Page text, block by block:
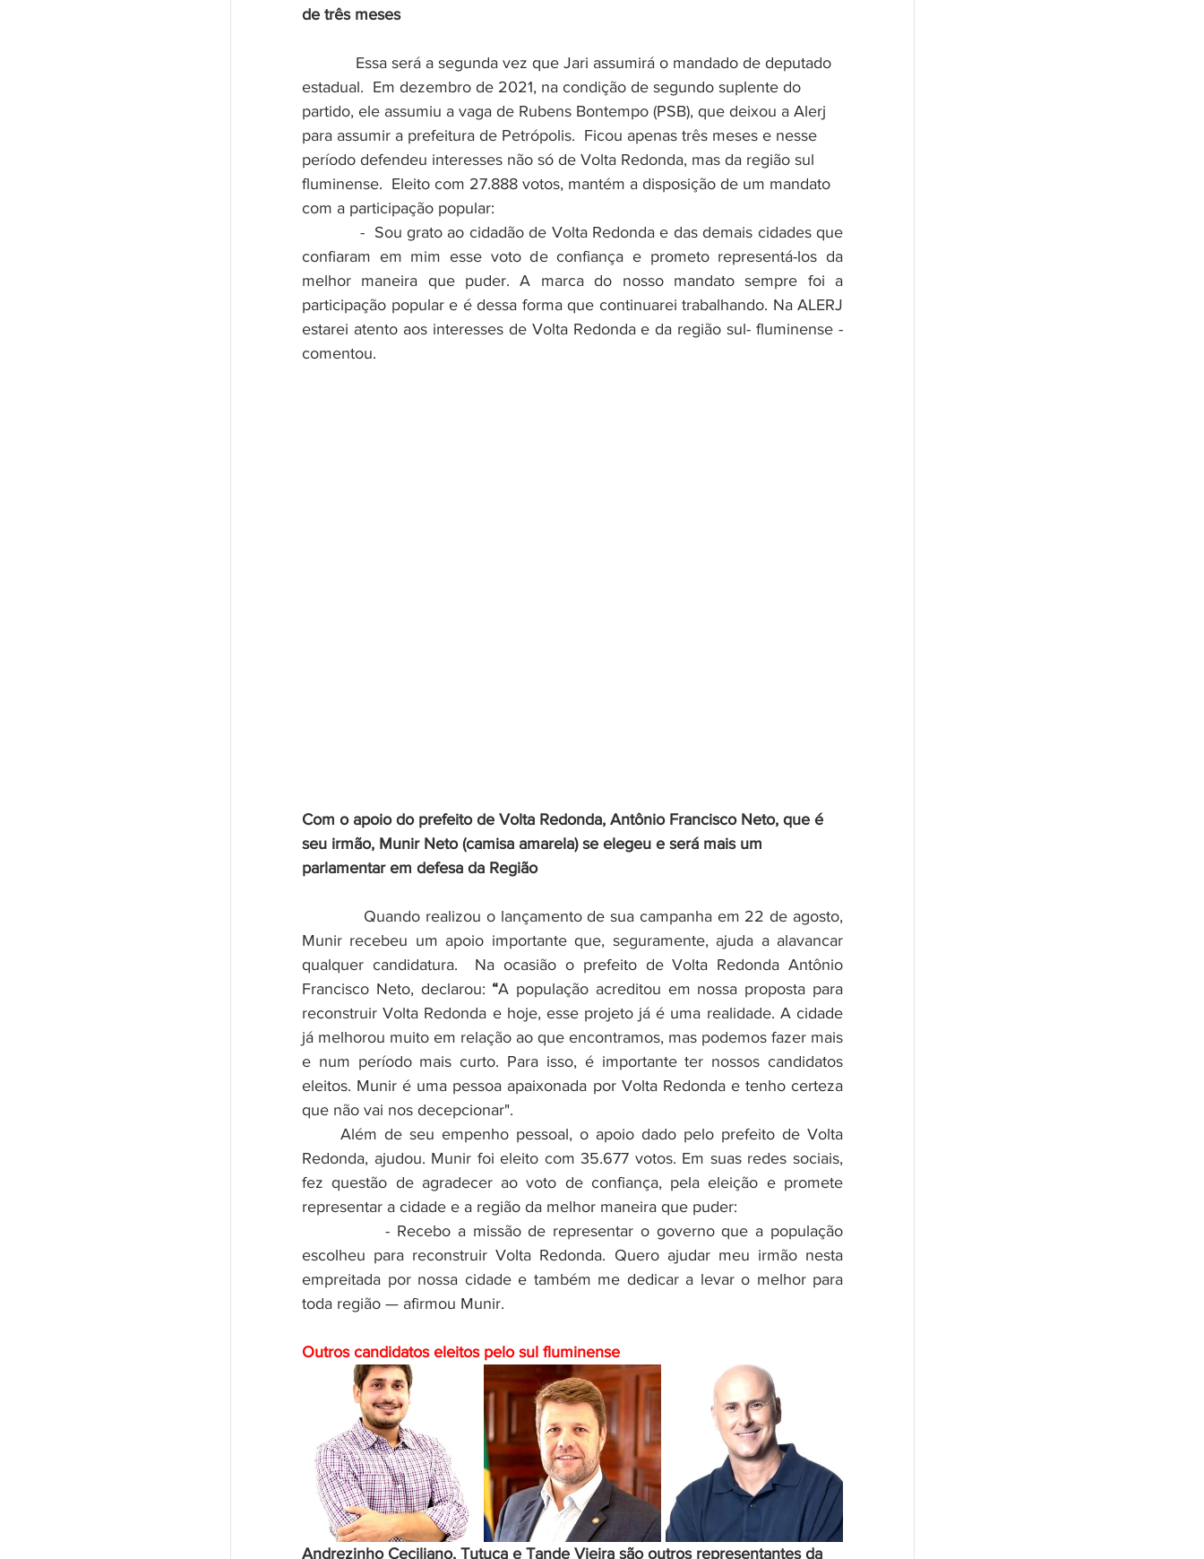
de três meses
estadual.  Em dezembro de 2021, na condição de segundo suplente do
partido, ele assumiu a vaga de Rubens Bontempo (PSB), que deixou a Alerj
para assumir a prefeitura de Petrópolis.  Ficou apenas três meses e nesse
período defendeu interesses não só de Volta Redonda, mas da região sul
fluminense.  Eleito com 27.888 votos, mantém a disposição de um mandato
com a participação popular:
confiaram em mim esse voto de confiança e prometo representá-los da
melhor maneira que puder. A marca do nosso mandato sempre foi a
participação popular e é dessa forma que continuarei trabalhando. Na ALERJ
estarei atento aos interesses de Volta Redonda e da região sul- fluminense -
comentou.
Com o apoio do prefeito de Volta Redonda, Antônio Francisco Neto, que é
seu irmão, Munir Neto (camisa amarela) se elegeu e será mais um
parlamentar em defesa da Região
Quando realizou o lançamento de sua campanha em 22 de agosto,
Munir recebeu um apoio importante que, seguramente, ajuda a alavancar
qualquer candidatura.  Na ocasião o prefeito de Volta Redonda Antônio
Francisco Neto, declarou: “A população acreditou em nossa proposta para
reconstruir Volta Redonda e hoje, esse projeto já é uma realidade. A cidade
já melhorou muito em relação ao que encontramos, mas podemos fazer mais
e num período mais curto. Para isso, é importante ter nossos candidatos
eleitos. Munir é uma pessoa apaixonada por Volta Redonda e tenho certeza
que não vai nos decepcionar".
Redonda, ajudou. Munir foi eleito com 35.677 votos. Em suas redes sociais,
fez questão de agradecer ao voto de confiança, pela eleição e promete
representar a cidade e a região da melhor maneira que puder:
- Recebo a missão de representar o governo que a população
escolheu para reconstruir Volta Redonda. Quero ajudar meu irmão nesta
empreitada por nossa cidade e também me dedicar a levar o melhor para
toda região — afirmou Munir.
Outros candidatos eleitos pelo sul fluminense
Andrezinho Ceciliano, Tutuca e Tande Vieira são outros representantes da